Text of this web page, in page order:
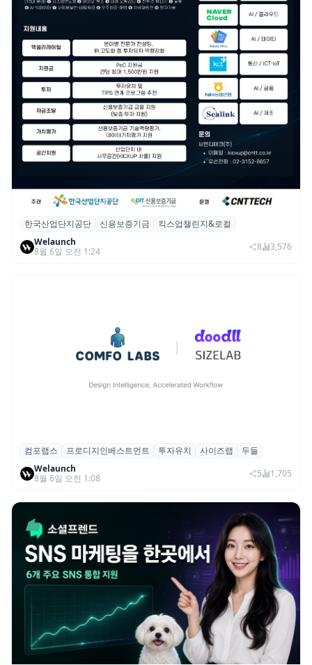
산단공·신보, 2026 ‘킥스업 챌린지&로컬’ 참
여 스타트업 모집
한국산업단지공단 신용보증기금
킥스업챌린지&로컬
Welaunch
8월 6일 오전 1:24
8 3,576
컴포랩스, 프로디지인베스트먼트로부터 시
드 투자 유치
컴포랩스 프로디지인베스트먼트 투자유치 사이즈랩
두들
Welaunch
8월 6일 오전 1:08
5 1,705